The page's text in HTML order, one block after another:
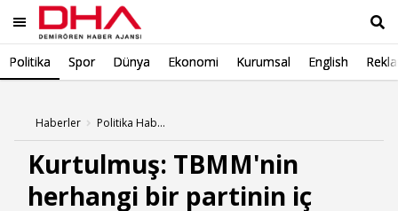
Politika Spor Dünya Ekonomi Kurumsal English
Haberler Politika Haberleri
Kurtulmuş: TBMM'nin
herhangi bir partinin iç